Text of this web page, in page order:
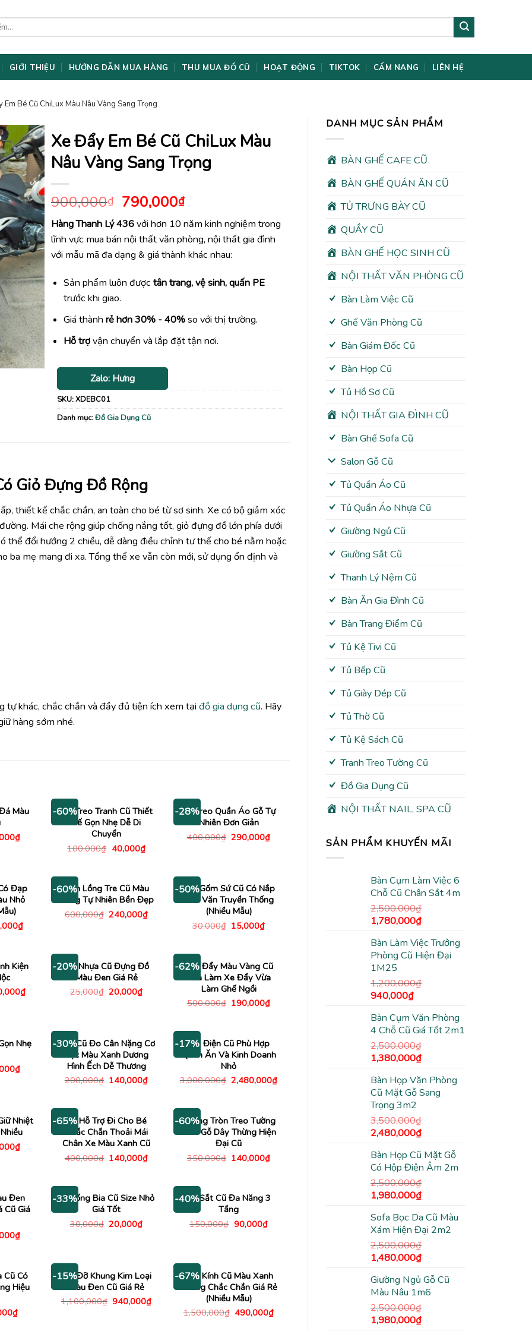
GIỚI THIỆU HƯỚNG DẪN MUA HÀNG THU MUA ĐỒ CŨ HOẠT ĐỘNG TIKTOK CẨM NANG LIÊN HỆ
Em Bé Cũ ChiLux Màu Nâu Vàng Sang Trọng
DANH MỤC SẢN PHẨM
BÀN GHẾ CAFE CŨ
BÀN GHẾ QUÁN ĂN CŨ
TỦ TRƯNG BÀY CŨ
QUẦY CŨ
BÀN GHẾ HỌC SINH CŨ
NỘI THẤT VĂN PHÒNG CŨ
Bàn Làm Việc Cũ
Ghế Văn Phòng Cũ
Bàn Giám Đốc Cũ
Bàn Họp Cũ
Tủ Hồ Sơ Cũ
NỘI THẤT GIA ĐÌNH CŨ
Bàn Ghế Sofa Cũ
Salon Gỗ Cũ
Tủ Quần Áo Cũ
Tủ Quần Áo Nhựa Cũ
Giường Ngủ Cũ
Giường Sắt Cũ
Thanh Lý Nệm Cũ
Bàn Ăn Gia Đình Cũ
Bàn Trang Điểm Cũ
Tủ Kệ Tivi Cũ
Tủ Bếp Cũ
Tủ Giày Dép Cũ
Tủ Thờ Cũ
Tủ Kệ Sách Cũ
Tranh Treo Tường Cũ
Đồ Gia Dụng Cũ
NỘI THẤT NAIL, SPA CŨ
SẢN PHẨM KHUYẾN MÃI
Bàn Cụm Làm Việc 6
Chỗ Cũ Chân Sắt 4m
2,500,000₫
Giá
là:
2,500,000₫.
1,780,000₫Giá
tại
là:
Bàn Làm Việc Trưởng
Phòng Cũ Hiện Đại
1M25
1,200,000₫
Giá
là:
1,200,000₫.
940,000₫Giá
tại
là:
940,000₫.
Bàn Cụm Văn Phòng
4 Chỗ Cũ Giá Tốt 2m1
2,500,000₫
Giá
là:
2,500,000₫.
1,380,000₫Giá
tại
là:
Bàn Họp Văn Phòng
Cũ Mặt Gỗ Sang
Trọng 3m2
3,500,000₫
Giá
là:
3,500,000₫.
2,480,000₫Giá
tại
là:
2,480,000₫.
Bàn Họp Cũ Mặt Gỗ
Có Hộp Điện Âm 2m
2,500,000₫
Giá
là:
2,500,000₫.
1,980,000₫Giá
tại
là:
1,980,000₫.
Sofa Bọc Da Cũ Màu
Xám Hiện Đại 2m2
2,500,000₫
Giá
là:
2,500,000₫.
1,480,000₫Giá
tại
là:
1,480,000₫.
Giường Ngủ Gỗ Cũ
Màu Nâu 1m6
2,500,000₫
Giá
1,980,000₫Giá
Xe Đẩy Em Bé Cũ ChiLux Màu
Nâu Vàng Sang Trọng
900,000₫ Giá
gốc
là:
900,000₫.
790,000₫Giá
hiện
tại
là:
790,000₫.
Hàng Thanh Lý 436với hơn 10 năm kinh nghiệm trong
lĩnh vực mua bán nội thất văn phòng, nội thất gia đình
với mẫu mã đa dạng & giá thành khác nhau:
Sản phẩm luôn đượctân trang, vệ sinh, quấn PE
trước khi giao.
Giá thànhrẻ hơn 30% - 40%so với thị trường.
Hỗ trợvận chuyển và lắp đặt tận nơi.
Zalo: Hưng
SKU:XDEBC01
Danh mục:Đồ Gia Dụng Cũ
Giỏ Đựng Đồ Rộng
thiết kế chắc chắn, an toàn cho bé từ sơ sinh. Xe có bộ giảm xóc
Mái che rộng giúp chống nắng tốt, giỏ đựng đồ lớn phía dưới
thể đổi hướng 2 chiều, dễ dàng điều chỉnh tư thế cho bé nằm hoặc
ba mẹ mang đi xa. Tổng thể xe vẫn còn mới, sử dụng ổn định và
tự khác, chắc chắn và đầy đủ tiện ích xem tại đồ gia dụng cũ. Hãy
hàng sớm nhé.
Màu
₫Giá
-60%
Giá Treo Tranh Cũ Thiết
Kế Gọn Nhẹ Dễ Di
Chuyển
100,000₫ Giá
gốc
40,000₫Giá
hiện
40,000₫.
-28%
Kệ Treo Quần Áo Gỗ Tự
Nhiên Đơn Giản
400,000₫ Giá
290,000₫Giá
Đạp
Nhỏ
₫Giá
hiện
80,000₫.
-60%Đèn Lồng Tre Cũ Màu
Vàng Tự Nhiên Bền Đẹp
600,000₫ Giá
240,000₫Giá
-50%
Thố Gốm Sứ Cũ Có Nắp
Hoa Văn Truyền Thống
(Nhiều Mẫu)
30,000₫ Giá
gốc
15,000₫Giá
Kiện
₫Giá
-20%
Giỏ Nhựa Cũ Đựng Đồ
Màu Đen Giá Rẻ
25,000₫ Giá
gốc
20,000₫Giá
-62%
Ghế Đẩy Màu Vàng Cũ
Vừa Làm Xe Đẩy Vừa
Làm Ghế Ngồi
500,000₫ Giá
190,000₫Giá
Nhẹ
₫Giá
-30%
Cân Cũ Đo Cân Nặng Cơ
Học Màu Xanh Dương
Hình Ếch Dễ Thương
200,000₫ Giá
140,000₫Giá
140,000₫.
-17%Nồi Điện Cũ Phù Hợp
Quán Ăn Và Kinh Doanh
Nhỏ
3,000,000₫ Giá
gốc
2,480,000₫Giá
Nhiệt
₫Giá
-65%Xe Hỗ Trợ Đi Cho Bé
Chắc Chắn Thoải Mái
Chân Xe Màu Xanh Cũ
400,000₫ Giá
140,000₫Giá
140,000₫.
-60%
Gương Tròn Treo Tường
Viền Gỗ Dây Thừng Hiện
Đại Cũ
350,000₫ Giá
140,000₫Giá
Đen
Cũ Giá
₫Giá
20,000₫.
-33%
Ly Uống Bia Cũ Size Nhỏ
Giá Tốt
30,000₫ Giá
gốc
20,000₫Giá
-40%Kệ Sắt Cũ Đa Năng 3
Tầng
150,000₫ Giá
gốc
90,000₫Giá
hiện
Cũ Có
Hiệu
₫Giá
hiện
-15%
Giá Đỡ Khung Kim Loại
Màu Đen Cũ Giá Rẻ
1,100,000₫ Giá
940,000₫Giá
-67%
Cửa Kính Cũ Màu Xanh
Khung Chắc Chắn Giá Rẻ
(Nhiều Mẫu)
1,500,000₫ Giá
490,000₫Giá